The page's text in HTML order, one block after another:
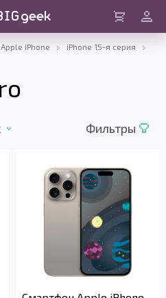
Войти
iPhone
iPhone 15-я серия
Фильтры